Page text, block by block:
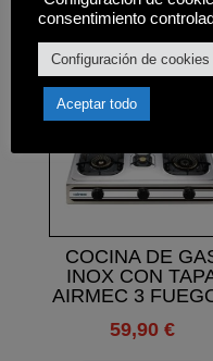
COCINA DE
INOX CON
AIRMEC 3
59,90 €
consentimiento
Configuración de cookies
Aceptar todo